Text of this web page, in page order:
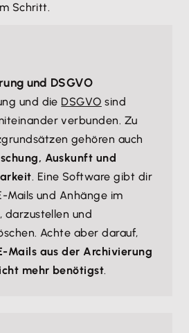
Schritt.
und DSGVO
und die DSGVO sind
verbunden. Zu
gehören auch
Auskunft und
. Eine Software gibt dir
Mails und Anhänge im
darzustellen und
Achte aber darauf,
Mails aus der Archivierung
mehr benötigst.